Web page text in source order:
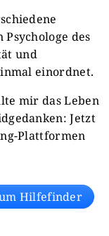
des
und
einordnet.
mir das Leben
Jetzt
Plattformen
Hilfefinder